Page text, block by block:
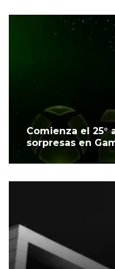
Comienza el 25°
sorpresas en